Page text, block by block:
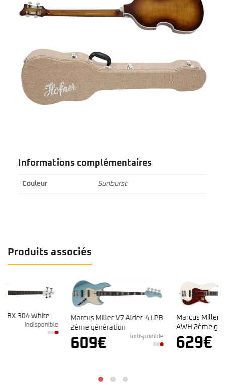
Informations complémentaires
Couleur Sunburst
Produits associés
Marcus Miller V7 Alder-4 LPB
2ème génération
Indisponible
Marcus Miller P7 Alder-4
AWH 2ème génération
629€ Indisponible